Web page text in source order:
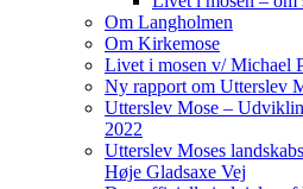
Om Langholmen
Om Kirkemose
Livet i mosen v/ Michael
Ny rapport om Utterslev
Utterslev Mose –
2022
Utterslev Moses
Høje Gladsaxe Vej